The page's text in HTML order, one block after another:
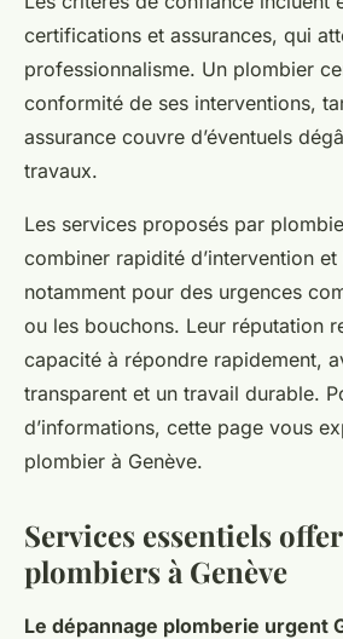
certifications et assurances, qui
professionnalisme. Un plombier
conformité de ses interventions,
assurance couvre d’éventuels
travaux.
Les services proposés par
combiner rapidité d’intervention et
notamment pour des urgences
ou les bouchons. Leur réputation
capacité à répondre rapidement,
transparent et un travail durable.
d’informations, cette page vous
plombier à Genève.
Services essentiels
plombiers à Genève
Le dépannage plomberie urgent